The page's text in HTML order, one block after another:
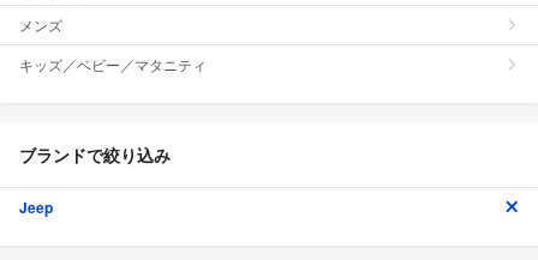
メンズ
キッズ／ベビー／マタニティ
ブランドで絞り込み
Jeep